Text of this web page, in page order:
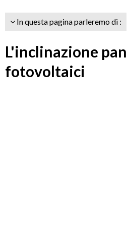
In questa pagina parleremo di :
L'inclinazione
fotovoltaici